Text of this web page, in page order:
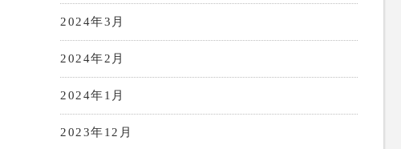
2024年3月
2024年2月
2024年1月
2023年12月